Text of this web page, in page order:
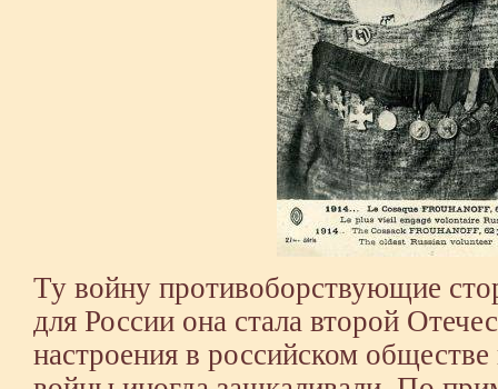
Ту войну противоборствующие
для России она стала второй
настроения в российском